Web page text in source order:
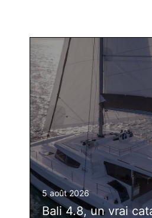
5 août 2026
Bali 4.8, un vrai